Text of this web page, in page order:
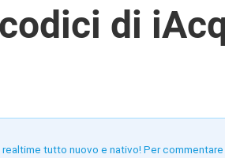
di
tutto nuovo e nativo! Per